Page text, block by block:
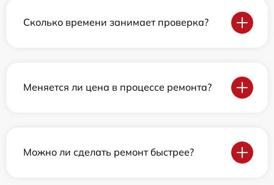
Сколько времени занимает проверка?
Меняется ли цена в процессе ремонта?
Можно ли сделать ремонт быстрее?